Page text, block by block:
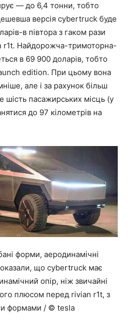
— до 6,4 тонни, тобто
версія cybertruck буде
в півтора з гаком рази
r1t. Найдорожча-тримоторна-
в 69 900 доларів, тобто
edition. При цьому вона
але і за рахунок більш
пасажирських місць (у
до 97 кілометрів на
форми, аеродинамічні
що cybertruck має
опір, ніж звичайні
плюсом перед rivian r1t, з
формами / © tesla